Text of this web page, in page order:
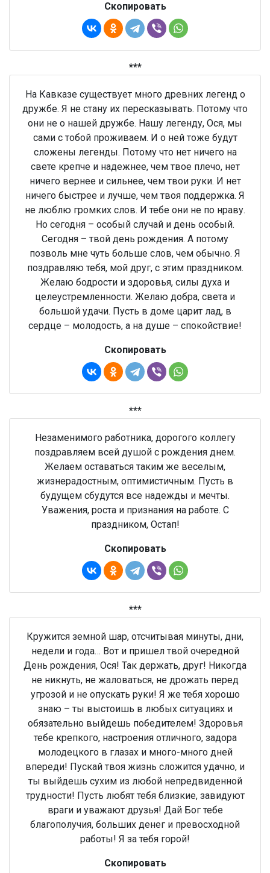
Скопировать
***
На Кавказе существует много древних легенд о
дружбе. Я не стану их пересказывать. Потому что
они не о нашей дружбе. Нашу легенду, Ося, мы
сами с тобой проживаем. И о ней тоже будут
сложены легенды. Потому что нет ничего на
свете крепче и надежнее, чем твое плечо, нет
ничего вернее и сильнее, чем твои руки. И нет
ничего быстрее и лучше, чем твоя поддержка. Я
не люблю громких слов. И тебе они не по нраву.
Но сегодня – особый случай и день особый.
Сегодня – твой день рождения. А потому
позволь мне чуть больше слов, чем обычно. Я
поздравляю тебя, мой друг, с этим праздником.
Желаю бодрости и здоровья, силы духа и
целеустремленности. Желаю добра, света и
большой удачи. Пусть в доме царит лад, в
сердце – молодость, а на душе – спокойствие!
Скопировать
***
Незаменимого работника, дорогого коллегу
поздравляем всей душой с рождения днем.
Желаем оставаться таким же веселым,
жизнерадостным, оптимистичным. Пусть в
будущем сбудутся все надежды и мечты.
Уважения, роста и признания на работе. С
праздником, Остап!
Скопировать
***
Кружится земной шар, отсчитывая минуты, дни,
недели и года… Вот и пришел твой очередной
День рождения, Ося! Так держать, друг! Никогда
не никнуть, не жаловаться, не дрожать перед
угрозой и не опускать руки! Я же тебя хорошо
знаю – ты выстоишь в любых ситуациях и
обязательно выйдешь победителем! Здоровья
тебе крепкого, настроения отличного, задора
молодецкого в глазах и много-много дней
впереди! Пускай твоя жизнь сложится удачно, и
ты выйдешь сухим из любой непредвиденной
трудности! Пусть любят тебя близкие, завидуют
враги и уважают друзья! Дай Бог тебе
благополучия, больших денег и превосходной
работы! Я за тебя горой!
Скопировать